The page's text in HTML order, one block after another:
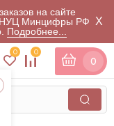
на сайте
НУЦ Минцифры РФ
Подробнее...
X
0 0
0